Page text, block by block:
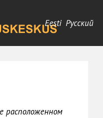
Eesti Русский
расположенном